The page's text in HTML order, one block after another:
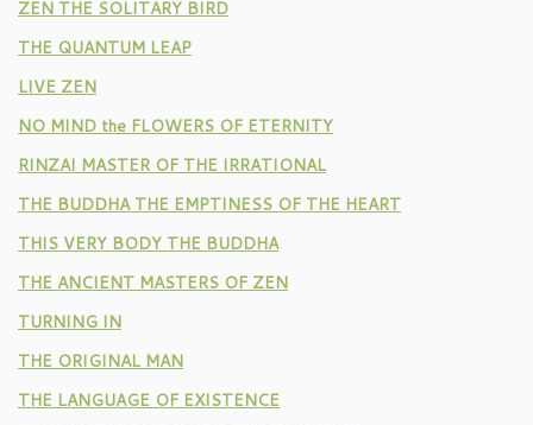
ZEN THE SOLITARY BIRD
THE QUANTUM LEAP
LIVE ZEN
NO MIND the FLOWERS OF ETERNITY
RINZAI MASTER OF THE IRRATIONAL
THE BUDDHA THE EMPTINESS OF THE HEART
THIS VERY BODY THE BUDDHA
THE ANCIENT MASTERS OF ZEN
TURNING IN
THE ORIGINAL MAN
THE LANGUAGE OF EXISTENCE